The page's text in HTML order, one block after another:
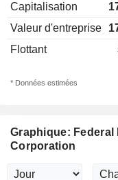
Capitalisation
Valeur d'entreprise
Flottant
* Données estimées
Graphique: Federal
Corporation